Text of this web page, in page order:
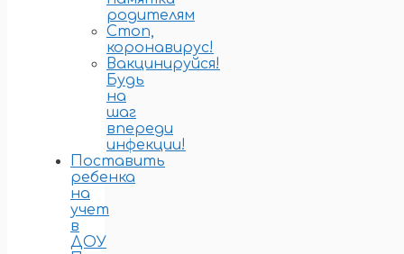
родителям
Стоп,
коронавирус!
Вакцинируйся!
Будь
на
шаг
впереди
инфекции!
Поставить
ребенка
на
учет
в
ДОУ